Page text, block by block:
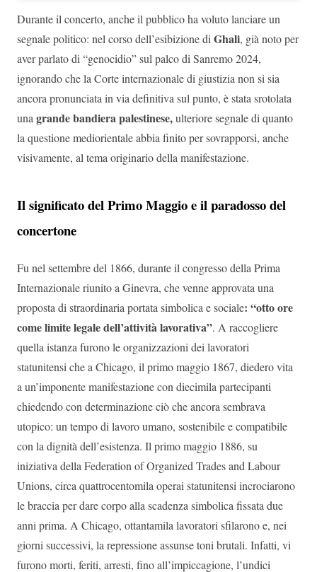
Durante il concerto, anche il pubblico ha voluto lanciare un
segnale politico: nel corso dell’esibizione di Ghali, già noto per
aver parlato di “genocidio” sul palco di Sanremo 2024,
ignorando che la Corte internazionale di giustizia non si sia
ancora pronunciata in via definitiva sul punto, è stata srotolata
una grande bandiera palestinese,ulteriore segnale di quanto
la questione mediorientale abbia finito per sovrapporsi, anche
visivamente, al tema originario della manifestazione.
Il significato del Primo Maggio e il paradosso del
concertone
Fu nel settembre del 1866, durante il congresso della Prima
Internazionale riunito a Ginevra, che venne approvata una
proposta di straordinaria portata simbolica e sociale: “otto ore
come limite legale dell’attività lavorativa”. A raccogliere
quella istanza furono le organizzazioni dei lavoratori
statunitensi che a Chicago, il primo maggio 1867, diedero vita
a un’imponente manifestazione con diecimila partecipanti
chiedendo con determinazione ciò che ancora sembrava
utopico: un tempo di lavoro umano, sostenibile e compatibile
con la dignità dell’esistenza. Il primo maggio 1886, su
iniziativa della Federation of Organized Trades and Labour
Unions, circa quattrocentomila operai statunitensi incrociarono
le braccia per dare corpo alla scadenza simbolica fissata due
anni prima. A Chicago, ottantamila lavoratori sfilarono e, nei
giorni successivi, la repressione assunse toni brutali. Infatti, vi
furono morti, feriti, arresti, fino all’impiccagione, l’undici